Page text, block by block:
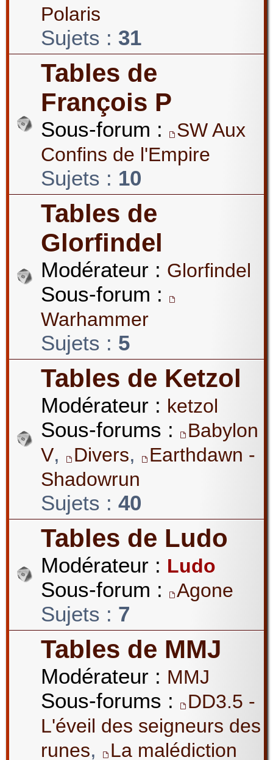
Polaris
Sujets : 31
Tables de
François P
Sous-forum :
SW Aux
Confins de l'Empire
Sujets : 10
Tables de
Glorfindel
Modérateur : Glorfindel
Sous-forum :
Warhammer
Sujets : 5
Tables de Ketzol
Modérateur : ketzol
Sous-forums :
Babylon
V, Divers,
Earthdawn -
Shadowrun
Sujets : 40
Tables de Ludo
Modérateur : Ludo
Sous-forum : Agone
Sujets : 7
Tables de MMJ
Modérateur : MMJ
Sous-forums :
DD3.5 -
L'éveil des seigneurs des
runes,
La malédiction